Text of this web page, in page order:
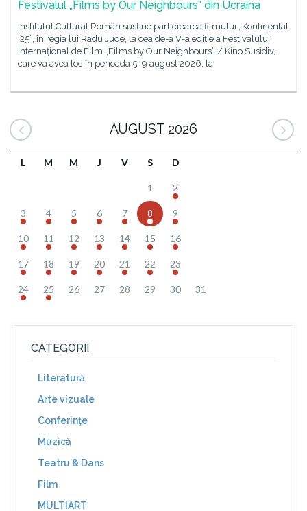
Festivalul „Films by Our Neighbours” din Ucraina
Institutul Cultural Român susține participarea filmului „Kontinental
'25”, în regia lui Radu Jude, la cea de-a V-a ediție a Festivalului
Internațional de Film „Films by Our Neighbours” / Kino Susidiv,
care va avea loc în perioada 5–9 august 2026, la
AUGUST 2026
L M M J V S D
1 2
3 4 5 6 7 8 9
10 11 12 13 14 15 16
17 18 19 20 21 22 23
24 25 26 27 28 29 30 31
CATEGORII
Literatură
Arte vizuale
Conferinţe
Muzică
Teatru & Dans
Film
MULTIART